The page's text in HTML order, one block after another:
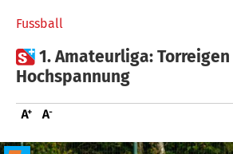
Fussball
1. Amateurliga:
Hochspannung